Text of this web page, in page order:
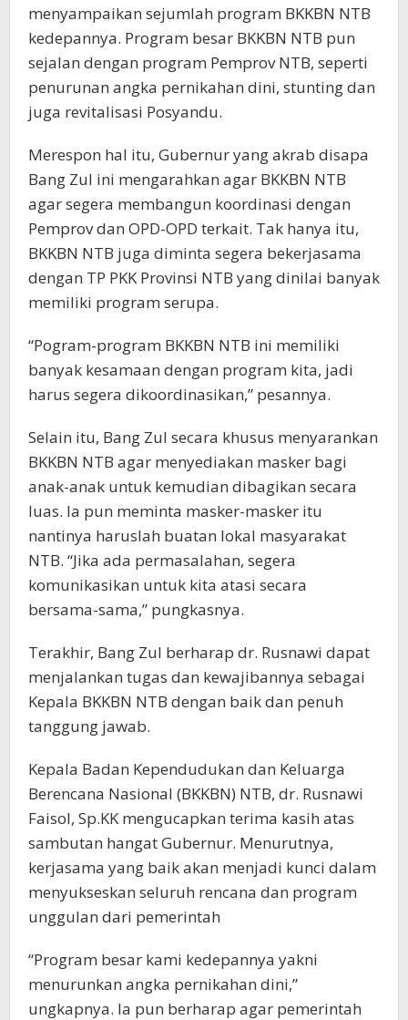
menyampaikan sejumlah program BKKBN NTB
kedepannya. Program besar BKKBN NTB pun
sejalan dengan program Pemprov NTB, seperti
penurunan angka pernikahan dini, stunting dan
juga revitalisasi Posyandu.
Merespon hal itu, Gubernur yang akrab disapa
Bang Zul ini mengarahkan agar BKKBN NTB
agar segera membangun koordinasi dengan
Pemprov dan OPD-OPD terkait. Tak hanya itu,
BKKBN NTB juga diminta segera bekerjasama
dengan TP PKK Provinsi NTB yang dinilai banyak
memiliki program serupa.
“Pogram-program BKKBN NTB ini memiliki
banyak kesamaan dengan program kita, jadi
harus segera dikoordinasikan,” pesannya.
Selain itu, Bang Zul secara khusus menyarankan
BKKBN NTB agar menyediakan masker bagi
anak-anak untuk kemudian dibagikan secara
luas. Ia pun meminta masker-masker itu
nantinya haruslah buatan lokal masyarakat
NTB. “Jika ada permasalahan, segera
komunikasikan untuk kita atasi secara
bersama-sama,” pungkasnya.
Terakhir, Bang Zul berharap dr. Rusnawi dapat
menjalankan tugas dan kewajibannya sebagai
Kepala BKKBN NTB dengan baik dan penuh
tanggung jawab.
Kepala Badan Kependudukan dan Keluarga
Berencana Nasional (BKKBN) NTB, dr. Rusnawi
Faisol, Sp.KK mengucapkan terima kasih atas
sambutan hangat Gubernur. Menurutnya,
kerjasama yang baik akan menjadi kunci dalam
menyukseskan seluruh rencana dan program
unggulan dari pemerintah
“Program besar kami kedepannya yakni
menurunkan angka pernikahan dini,”
ungkapnya. Ia pun berharap agar pemerintah